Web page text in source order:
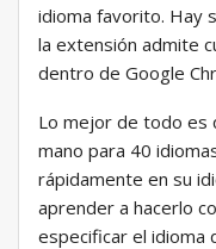
idioma favorito. Hay
la extensión admite
dentro de Google
Lo mejor de todo es
mano para 40
rápidamente en su
aprender a hacerlo
especificar el idioma